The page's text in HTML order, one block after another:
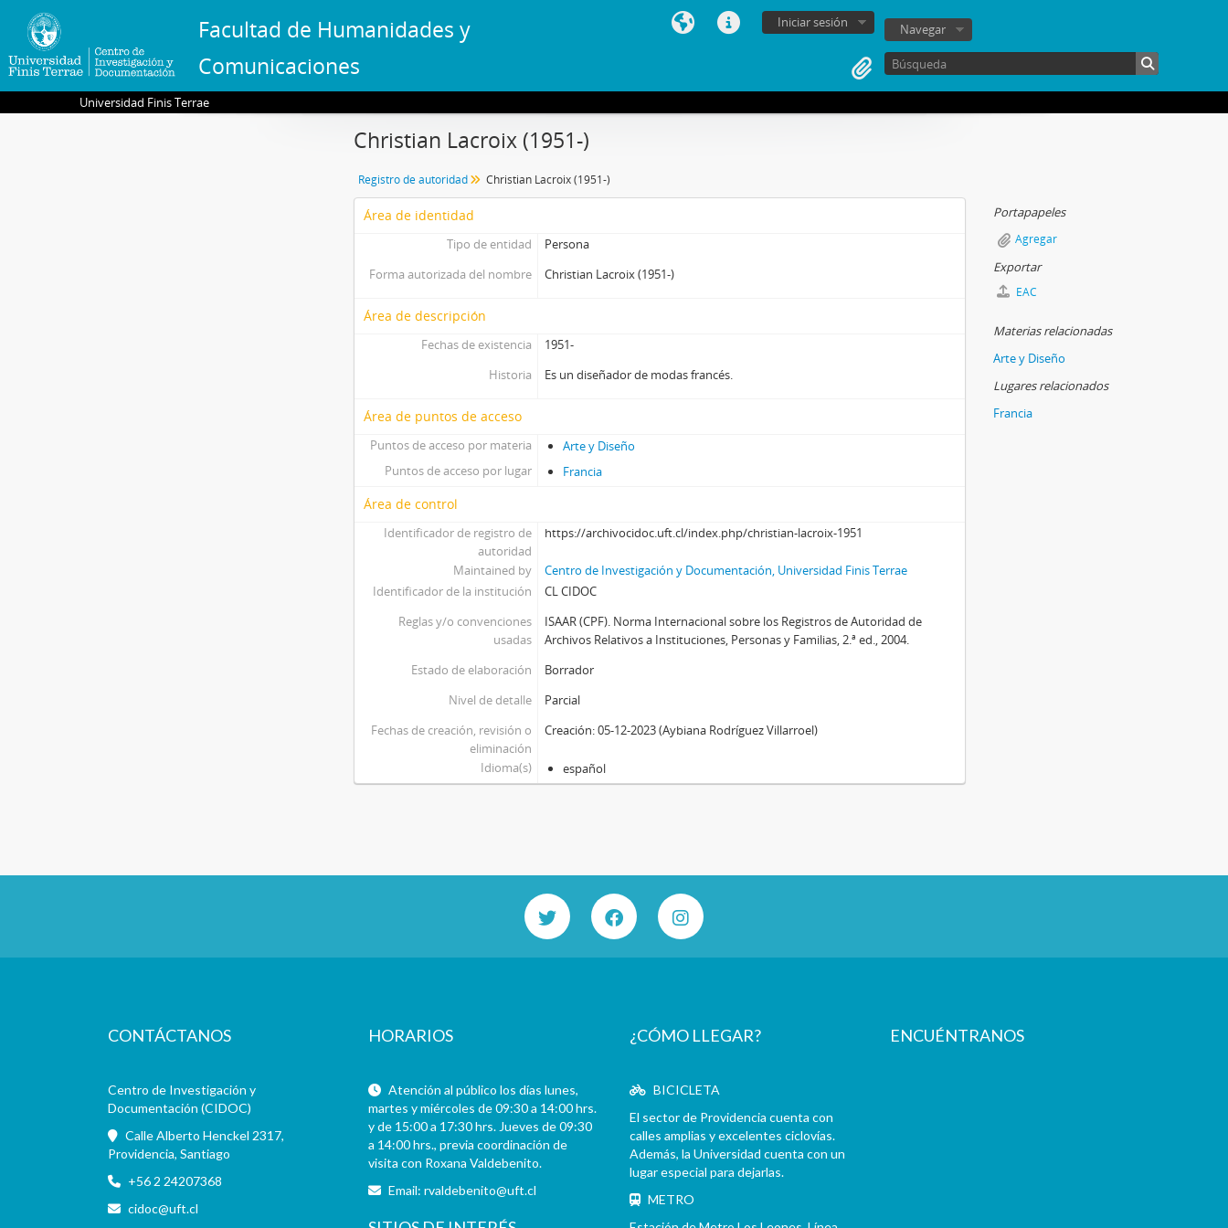
Facultad de Humanidades y
Comunicaciones
Iniciar sesión Navegar
Universidad Finis Terrae
Christian Lacroix (1951-)
Registro de autoridad Christian Lacroix (1951-)
Área de identidad
Tipo de entidad
Persona
Forma autorizada del nombre
Christian Lacroix (1951-)
Área de descripción
Fechas de existencia
1951-
Historia
Es un diseñador de modas francés.
Área de puntos de acceso
Puntos de acceso por materia
Arte y Diseño
Puntos de acceso por lugar
Francia
Área de control
Identificador de registro de
autoridad
https://archivocidoc.uft.cl/index.php/christian-lacroix-1951
Maintained by
Centro de Investigación y Documentación, Universidad Finis Terrae
Identificador de la institución
CL CIDOC
Reglas y/o convenciones
usadas
ISAAR (CPF). Norma Internacional sobre los Registros de Autoridad de
Archivos Relativos a Instituciones, Personas y Familias, 2.ª ed., 2004.
Estado de elaboración
Borrador
Nivel de detalle
Parcial
Fechas de creación, revisión o
eliminación
Creación: 05-12-2023 (Aybiana Rodríguez Villarroel)
Idioma(s) español
Portapapeles
Agregar
Exportar
EAC
Materias relacionadas
Arte y Diseño
Lugares relacionados
Francia
CONTÁCTANOS
Centro de Investigación y
Documentación (CIDOC)
Calle Alberto Henckel 2317,
Providencia, Santiago
+56 2 24207368
cidoc@uft.cl
HORARIOS
Atención al público los días lunes,
martes y miércoles de 09:30 a 14:00 hrs.
y de 15:00 a 17:30 hrs. Jueves de 09:30
a 14:00 hrs., previa coordinación de
visita con Roxana Valdebenito.
Email:rvaldebenito@uft.cl
¿CÓMO LLEGAR?
BICICLETA
El sector de Providencia cuenta con
calles amplias y excelentes ciclovías.
Además, la Universidad cuenta con un
lugar especial para dejarlas.
METRO
ENCUÉNTRANOS